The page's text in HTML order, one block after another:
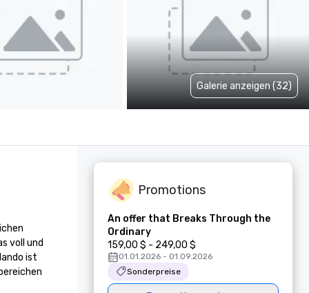
Galerie anzeigen (32)
voll und
ist
Promotions
An offer that Breaks Through the
Ordinary
159,00 $ - 249,00 $
01.01.2026 - 01.09.2026
Sonderpreise